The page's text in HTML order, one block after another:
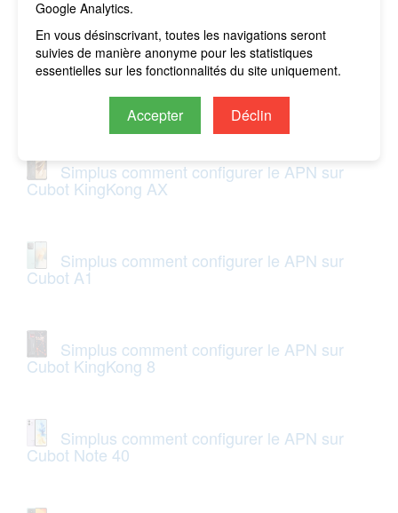
Google Analytics.
En vous désinscrivant, toutes les navigations seront
suivies de manière anonyme pour les statistiques
essentielles sur les fonctionnalités du site uniquement.
Accepter Déclin
Cubot Hafury V1
Simplus comment configurer le APN sur
Cubot Hafury Meet
Simplus comment configurer le APN sur
Cubot KingKong AX
Simplus comment configurer le APN sur
Cubot A1
Simplus comment configurer le APN sur
Cubot KingKong 8
Simplus comment configurer le APN sur
Cubot Note 40